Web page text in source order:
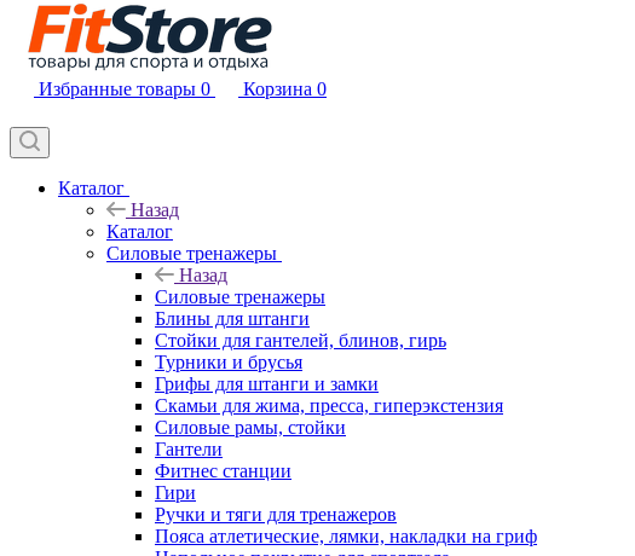
Избранные товары 0 Корзина 0
Каталог
Назад
Каталог
Силовые тренажеры
Назад
Силовые тренажеры
Блины для штанги
Стойки для гантелей, блинов, гирь
Турники и брусья
Грифы для штанги и замки
Скамьи для жима, пресса, гиперэкстензия
Силовые рамы, стойки
Гантели
Фитнес станции
Гири
Ручки и тяги для тренажеров
Пояса атлетические, лямки, накладки на гриф